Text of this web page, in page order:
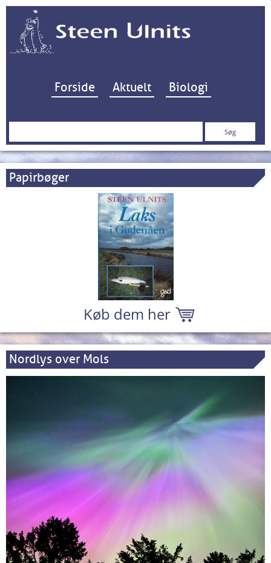
Hop til indhold
Forside Aktuelt Biologi
Søg
Papirbøger
Køb dem her
Nordlys over Mols